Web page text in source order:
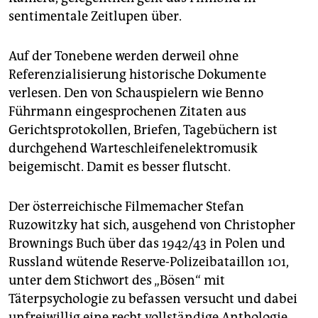
epaper login
sentimentale Zeitlupen über.
Auf der Tonebene werden derweil ohne
Referenzialisierung historische Dokumente
verlesen. Den von Schauspielern wie Benno
Führmann eingesprochenen Zitaten aus
Gerichtsprotokollen, Briefen, Tagebüchern ist
durchgehend Warteschleifenelektromusik
beigemischt. Damit es besser flutscht.
Der österreichische Filmemacher Stefan
Ruzowitzky hat sich, ausgehend von Christopher
Brownings Buch über das 1942/43 in Polen und
Russland wütende Reserve-Polizeibataillon 101,
unter dem Stichwort des „Bösen“ mit
Täterpsychologie zu befassen versucht und dabei